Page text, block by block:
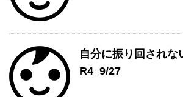
自分に振り回され
R4_9/27